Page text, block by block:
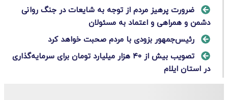
ضرورت پرهیز مردم از توجه به شایعات در جنگ روانی
دشمن و همراهی و اعتماد به مسئولان
رئیس‌جمهور بزودی با مردم صحبت خواهد کرد
تصویب بیش از ۴۰ هزار میلیارد تومان برای سرمایه‌گذاری
در استان ایلام